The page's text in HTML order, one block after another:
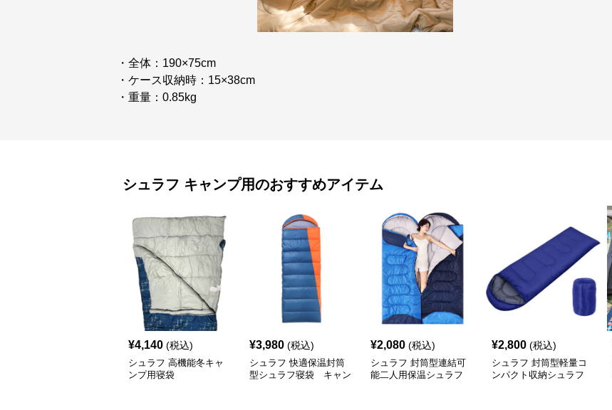
・全体：190×75cm
・ケース収納時：15×38cm
・重量：0.85kg
シュラフ キャンプ用のおすすめアイテム
¥4,140 (税込)
シュラフ 高機能冬キャ
ンプ用寝袋
¥3,980 (税込)
シュラフ 快適保温封筒
型シュラフ寝袋 キャン
¥2,080 (税込)
シュラフ 封筒型連結可
能二人用保温シュラフ
¥2,800 (税込)
シュラフ 封筒型軽量コ
ンパクト収納シュラフ